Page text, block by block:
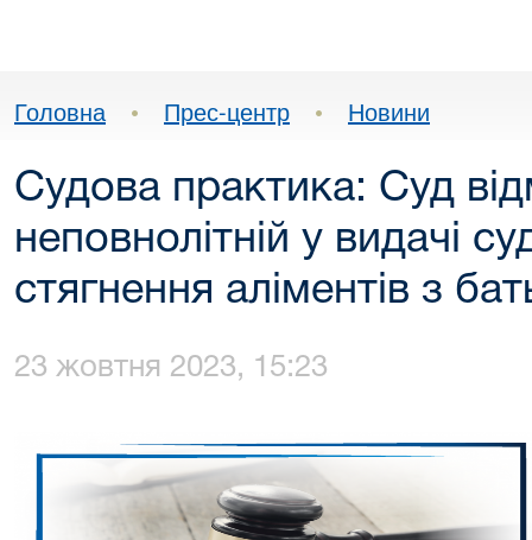
Головна • Прес-центр • Новини
Судова практика: Суд
неповнолітній у видачі
стягнення аліментів з
23 жовтня 2023, 15:23